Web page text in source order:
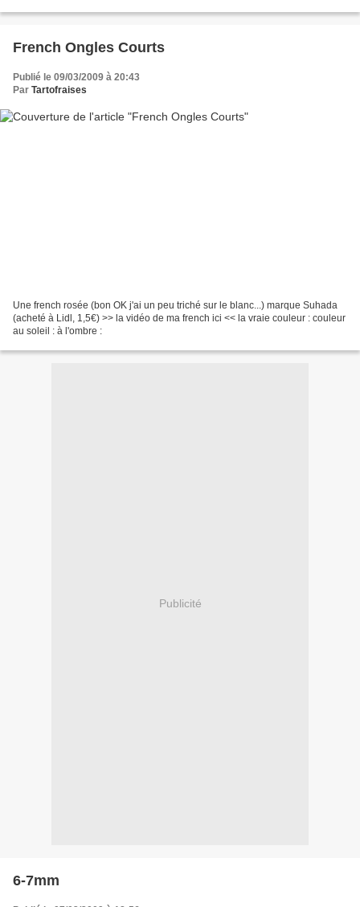
French Ongles Courts
Publié le 09/03/2009 à 20:43
Par Tartofraises
Une french rosée (bon OK j'ai un peu triché sur le blanc...) marque Suhada
(acheté à Lidl, 1,5€) >> la vidéo de ma french ici << la vraie couleur : couleur
au soleil : à l'ombre :
Publicité
6-7mm